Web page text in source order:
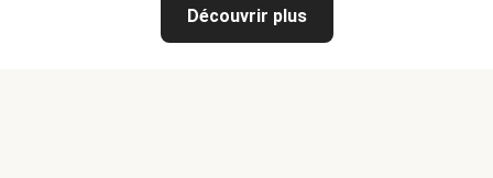
Découvrir plus